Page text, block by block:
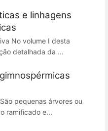
e linhagens
No volume I desta
detalhada da ...
pequenas árvores ou
ramificado e...